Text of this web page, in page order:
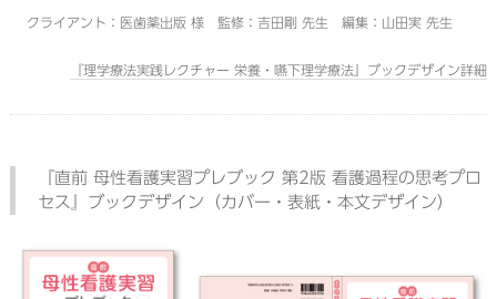
クライアント：医歯薬出版 様 監修：吉田剛 先生 編集：山田実 先生
『理学療法実践レクチャー 栄養・嚥下理学療法』ブックデザイン詳細
『直前 母性看護実習プレブック 第2版 看護過程の思考プロ
セス』ブックデザイン（カバー・表紙・本文デザイン）